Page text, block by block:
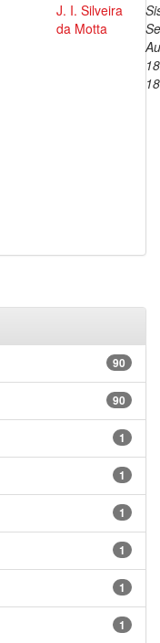
J. I. Silveira
da Motta
90
90
1
1
1
1
1
1